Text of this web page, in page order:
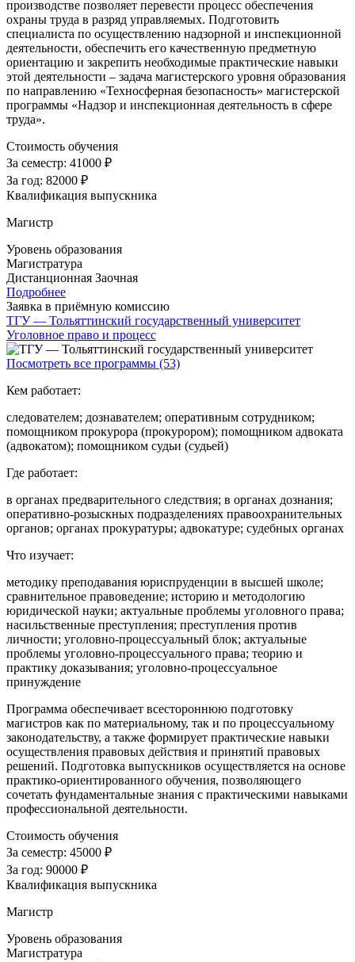
производстве позволяет перевести процесс обеспечения
охраны труда в разряд управляемых. Подготовить
специалиста по осуществлению надзорной и инспекционной
деятельности, обеспечить его качественную предметную
ориентацию и закрепить необходимые практические навыки
этой деятельности – задача магистерского уровня образования
по направлению «Техносферная безопасность» магистерской
программы «Надзор и инспекционная деятельность в сфере
труда».
Стоимость обучения
За семестр: 41000 ₽
За год: 82000 ₽
Квалификация выпускника
Магистр
Уровень образования
Магистратура
Дистанционная Заочная
Подробнее
Заявка в приёмную комиссию
ТГУ — Тольяттинский государственный университет
Уголовное право и процесс
Посмотреть все программы (53)
Кем работает:
следователем; дознавателем; оперативным сотрудником;
помощником прокурора (прокурором); помощником адвоката
(адвокатом); помощником судьи (судьей)
Где работает:
в органах предварительного следствия; в органах дознания;
оперативно-розыскных подразделениях правоохранительных
органов; органах прокуратуры; адвокатуре; судебных органах
Что изучает:
методику преподавания юриспруденции в высшей школе;
сравнительное правоведение; историю и методологию
юридической науки; актуальные проблемы уголовного права;
насильственные преступления; преступления против
личности; уголовно-процессуальный блок; актуальные
проблемы уголовно-процессуального права; теорию и
практику доказывания; уголовно-процессуальное
принуждение
Программа обеспечивает всестороннюю подготовку
магистров как по материальному, так и по процессуальному
законодательству, а также формирует практические навыки
осуществления правовых действия и принятий правовых
решений. Подготовка выпускников осуществляется на основе
практико-ориентированного обучения, позволяющего
сочетать фундаментальные знания с практическими навыками
профессиональной деятельности.
Стоимость обучения
За семестр: 45000 ₽
За год: 90000 ₽
Квалификация выпускника
Магистр
Уровень образования
Магистратура